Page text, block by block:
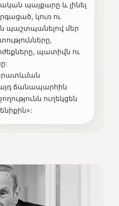
պայքարը և լինել
կուռ ու
պաշտպանելով մեր
պատիվն ու
ճանապարհին
ուղեկցեն